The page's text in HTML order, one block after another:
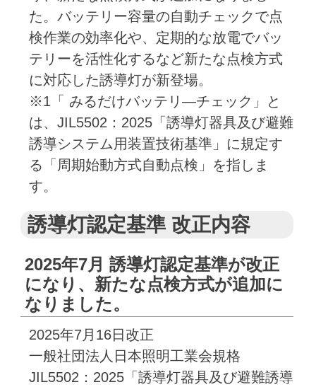
た。バッテリー容量の自動チェックで点
検作業の効率化や、定期的な放電でバッ
テリーを活性化するなど新たな点検方式
に対応した誘導灯が新登場。
※1「 みるだけバッテリ―チェック」と
は、JIL5502：2025「誘導灯器具及び避難
誘導システム用装置技術基準」に規定す
る「周期始動方式自動点検」を指しま
す。
誘導灯認定基準 改正内容
2025年7月 誘導灯認定基準が改正
になり、新たな点検方式が追加に
なりました。
2025年7月16日改正
一般社団法人日本照明工業会規格
JIL5502：2025「誘導灯器具及び避難誘導